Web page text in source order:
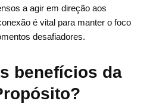
a agir em direção aos
é vital para manter o foco
desafiadores.
benefícios da